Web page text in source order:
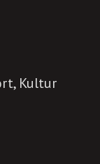
Kultur